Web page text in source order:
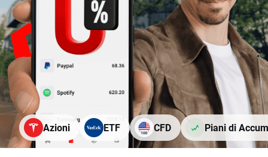
Azioni ETF CFD Piani di